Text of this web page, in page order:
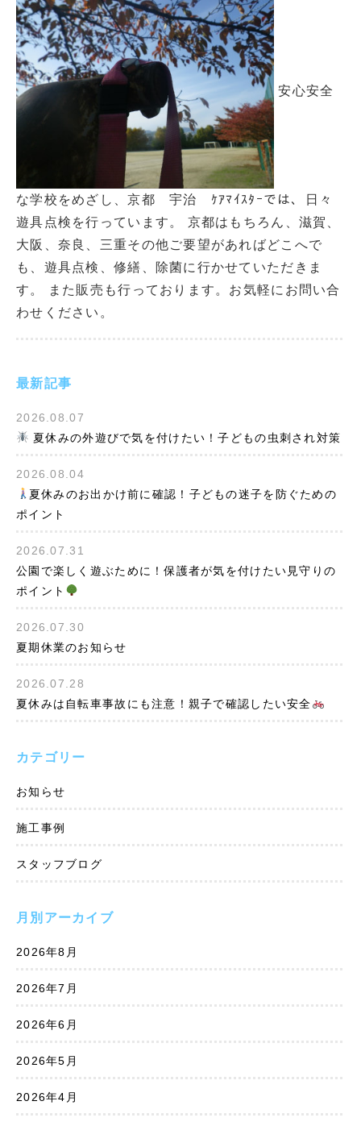
最新記事
2026.08.07
夏休みの外遊びで気を付けたい！子どもの虫刺され対策
2026.08.04
夏休みのお出かけ前に確認！子どもの迷子を防ぐための
ポイント
2026.07.31
公園で楽しく遊ぶために！保護者が気を付けたい見守りの
ポイント
2026.07.30
夏期休業のお知らせ
2026.07.28
夏休みは自転車事故にも注意！親子で確認したい安全
カテゴリー
お知らせ
施工事例
スタッフブログ
月別アーカイブ
2026年8月
2026年7月
2026年6月
2026年5月
2026年4月
安心安全
な学校をめざし、京都 宇治 ｹｱﾏｲｽﾀｰでは、日々
遊具点検を行っています。 京都はもちろん、滋賀、
大阪、奈良、三重その他ご要望があればどこへで
も、遊具点検、修繕、除菌に行かせていただきま
す。 また販売も行っております。お気軽にお問い合
わせください。